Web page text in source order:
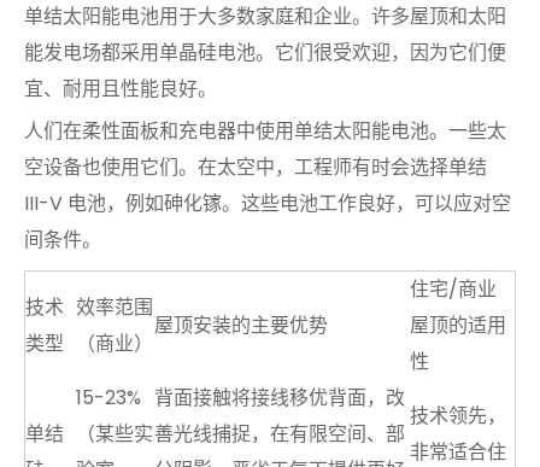
单结太阳能电池用于大多数家庭和企业。许多屋顶和太阳
能发电场都采用单晶硅电池。它们很受欢迎，因为它们便
宜、耐用且性能良好。
人们在柔性面板和充电器中使用单结太阳能电池。一些太
空设备也使用它们。在太空中，工程师有时会选择单结
III-V 电池，例如砷化镓。这些电池工作良好，可以应对空
间条件。
技术
类型
效率范围
（商业）
屋顶安装的主要优势
住宅/商业
屋顶的适用
性
单结
15-23%
（某些实
背面接触将接线移优背面，改
善光线捕捉，在有限空间、部
技术领先，
非常适合住